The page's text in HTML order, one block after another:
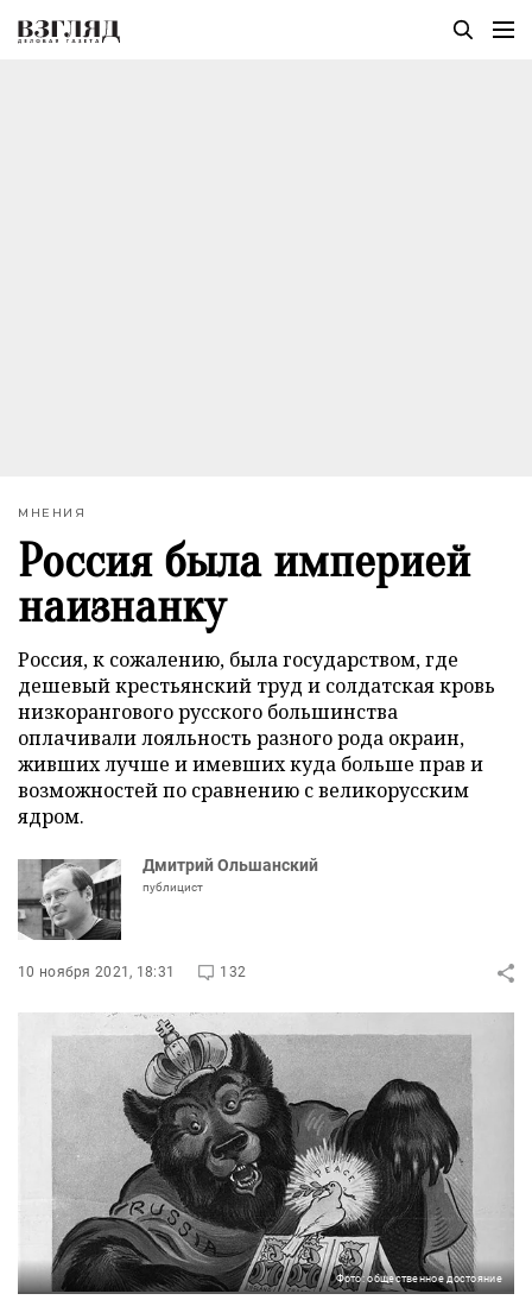
МНЕНИЯ
Россия была империей
наизнанку
Россия, к сожалению, была государством, где
дешевый крестьянский труд и солдатская кровь
низкорангового русского большинства
оплачивали лояльность разного рода окраин,
живших лучше и имевших куда больше прав и
возможностей по сравнению с великорусским
ядром.
Дмитрий Ольшанский
публицист
10 ноября 2021, 18:31 132
Фото: общественное достояние